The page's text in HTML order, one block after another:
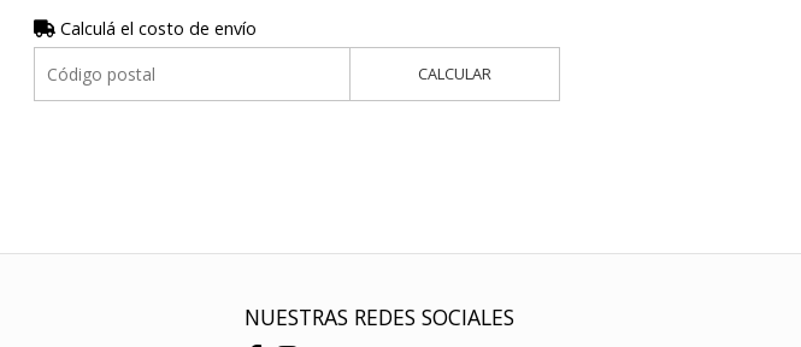
Calculá el costo de envío
CALCULAR
NUESTRAS REDES SOCIALES